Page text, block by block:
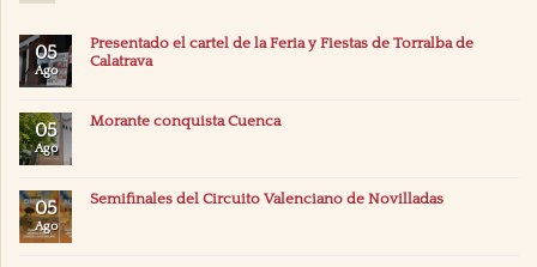
05
Ago
Presentado el cartel de la Feria y Fiestas de Torralba de
Calatrava
05
Ago
Morante conquista Cuenca
05
Ago
Semifinales del Circuito Valenciano de Novilladas